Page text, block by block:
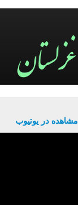
مشاهده در یوتیوب